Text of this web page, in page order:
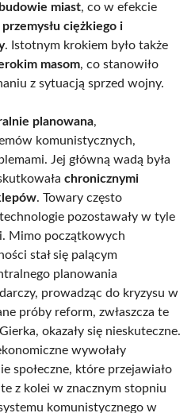
miast, co w efekcie
ciężkiego i
. Istotnym krokiem było także
masom, co stanowiło
z sytuacją sprzed wojny.
planowana,
komunistycznych,
Jej główną wadą była
chronicznymi
. Towary często
pozostawały w tyle
Mimo początkowych
stał się palącym
planowania
prowadząc do kryzysu w
próby reform, zwłaszcza te
okazały się nieskuteczne.
wywołały
społeczne, które przejawiało
z kolei w znacznym stopniu
komunistycznego w